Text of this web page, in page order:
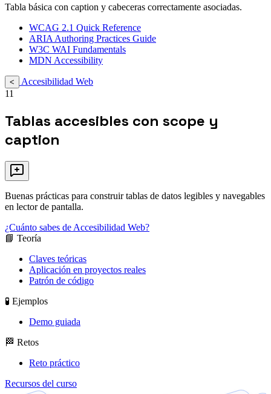
Tabla básica con caption y cabeceras correctamente asociadas.
WCAG 2.1 Quick Reference
ARIA Authoring Practices Guide
W3C WAI Fundamentals
MDN Accessibility
<
Accesibilidad Web
11
Tablas accesibles con scope y
caption
Buenas prácticas para construir tablas de datos legibles y navegables
en lector de pantalla.
¿Cuánto sabes de Accesibilidad Web?
📘 Teoría
Claves teóricas
Aplicación en proyectos reales
Patrón de código
🧪 Ejemplos
Demo guiada
🏁 Retos
Reto práctico
Recursos del curso